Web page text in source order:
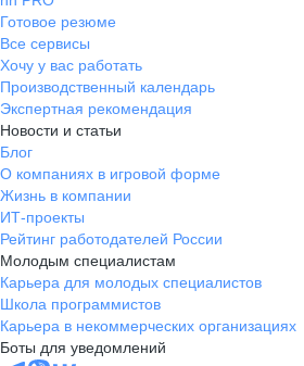
Готовое резюме
Все сервисы
Хочу у вас работать
Производственный календарь
Экспертная рекомендация
Новости и статьи
Блог
О компаниях в игровой форме
Жизнь в компании
ИТ-проекты
Рейтинг работодателей России
Молодым специалистам
Карьера для молодых специалистов
Школа программистов
Карьера в некоммерческих организациях
Боты для уведомлений